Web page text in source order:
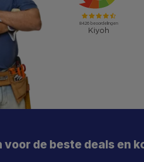
voor de beste deals en
enkele actie, aanbieding
Én je krijgt direct €5 korting!